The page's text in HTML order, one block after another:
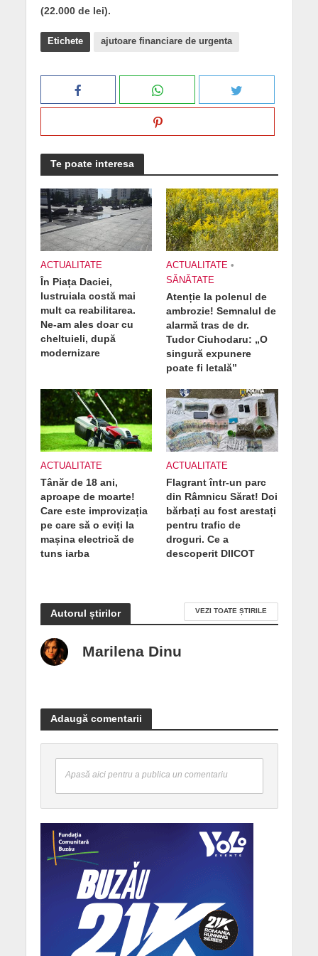
(22.000 de lei).
Etichete ajutoare financiare de urgenta
Te poate interesa
ACTUALITATE
În Piața Daciei,
lustruiala costă mai
mult ca reabilitarea.
Ne-am ales doar cu
cheltuieli, după
modernizare
ACTUALITATE •
SĂNĂTATE
Atenție la polenul de
ambrozie! Semnalul de
alarmă tras de dr.
Tudor Ciuhodaru: „O
singură expunere
poate fi letală”
ACTUALITATE
Tânăr de 18 ani,
aproape de moarte!
Care este improvizația
pe care să o eviți la
mașina electrică de
tuns iarba
ACTUALITATE
Flagrant într-un parc
din Râmnicu Sărat! Doi
bărbați au fost arestați
pentru trafic de
droguri. Ce a
descoperit DIICOT
Autorul știrilor VEZI TOATE ȘTIRILE
Marilena Dinu
Adaugă comentarii
Apasă aici pentru a publica un comentariu